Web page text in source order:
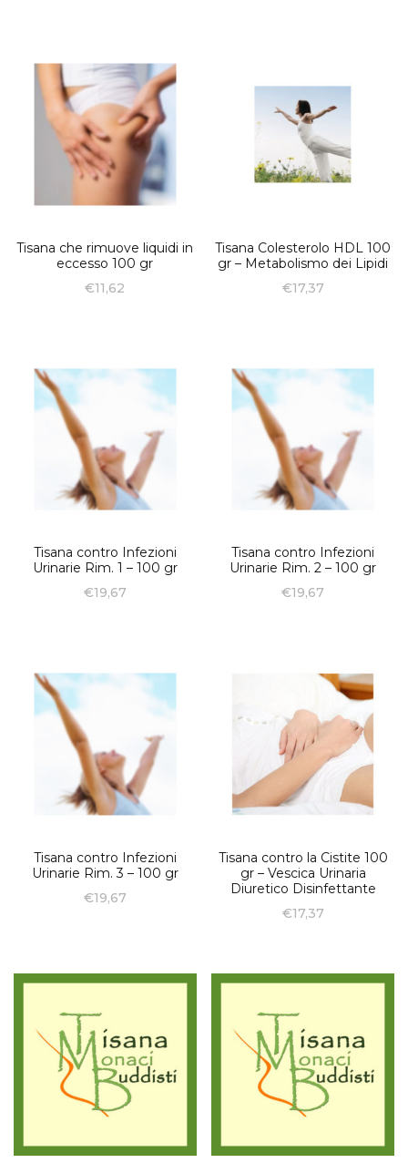
Tisana che rimuove liquidi in
eccesso 100 gr
€11,62
Tisana Colesterolo HDL 100
gr – Metabolismo dei Lipidi
€17,37
Tisana contro Infezioni
Urinarie Rim. 1 – 100 gr
€19,67
Tisana contro Infezioni
Urinarie Rim. 2 – 100 gr
€19,67
Tisana contro Infezioni
Urinarie Rim. 3 – 100 gr
€19,67
Tisana contro la Cistite 100
gr – Vescica Urinaria
Diuretico Disinfettante
€17,37